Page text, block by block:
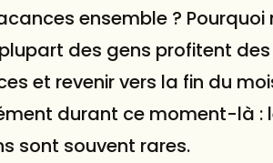
ensemble ? Pourquoi
des gens profitent
et revenir vers la fin du
durant ce moment-là :
sont souvent rares.